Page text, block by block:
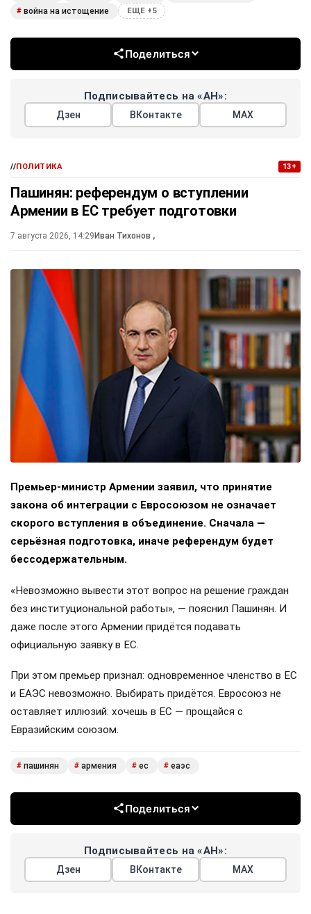
# война на истощение ЕЩЕ +5
Поделиться
Подписывайтесь на «АН»:
Дзен ВКонтакте МАХ
//ПОЛИТИКА 13+
Пашинян: референдум о вступлении
Армении в ЕС требует подготовки
7 августа 2026, 14:29Иван Тихонов ,
Премьер-министр Армении заявил, что принятие
закона об интеграции с Евросоюзом не означает
скорого вступления в объединение. Сначала —
серьёзная подготовка, иначе референдум будет
бессодержательным.
«Невозможно вывести этот вопрос на решение граждан
без институциональной работы», — пояснил Пашинян. И
даже после этого Армении придётся подавать
официальную заявку в ЕС.
При этом премьер признал: одновременное членство в ЕС
и ЕАЭС невозможно. Выбирать придётся. Евросоюз не
оставляет иллюзий: хочешь в ЕС — прощайся с
Евразийским союзом.
# пашинян # армения # ес # еаэс
Поделиться
Подписывайтесь на «АН»:
Дзен ВКонтакте МАХ